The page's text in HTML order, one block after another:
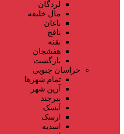
لردگان
مال خلیفه
ناغان
نافچ
نقنه
هفشجان
بازگشت
خراسان جنوبی
تمام شهر‌ها
آرین شهر
بیرجند
آیسک
ارسک
اسدیه